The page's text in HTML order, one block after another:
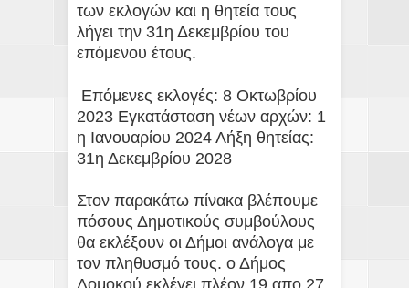
των εκλογών και η θητεία τους
λήγει την 31η Δεκεμβρίου του
επόμενου έτους.
Επόμενες εκλογές: 8 Οκτωβρίου
2023 Εγκατάσταση νέων αρχών: 1
η Ιανουαρίου 2024 Λήξη θητείας:
31η Δεκεμβρίου 2028
Στον παρακάτω πίνακα βλέπουμε
πόσους Δημοτικούς συμβούλους
θα εκλέξουν οι Δήμοι ανάλογα με
τον πληθυσμό τους. ο Δήμος